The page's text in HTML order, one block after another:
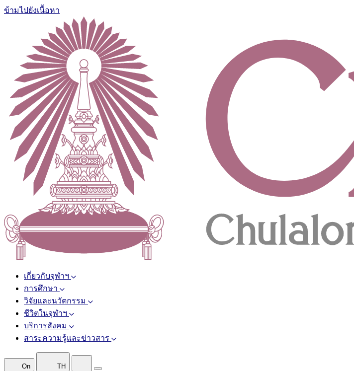
ข้ามไปยังเนื้อหา
เกี่ยวกับจุฬาฯ
การศึกษา
วิจัยและนวัตกรรม
ชีวิตในจุฬาฯ
บริการสังคม
สาระความรู้และข่าวสาร
On TH